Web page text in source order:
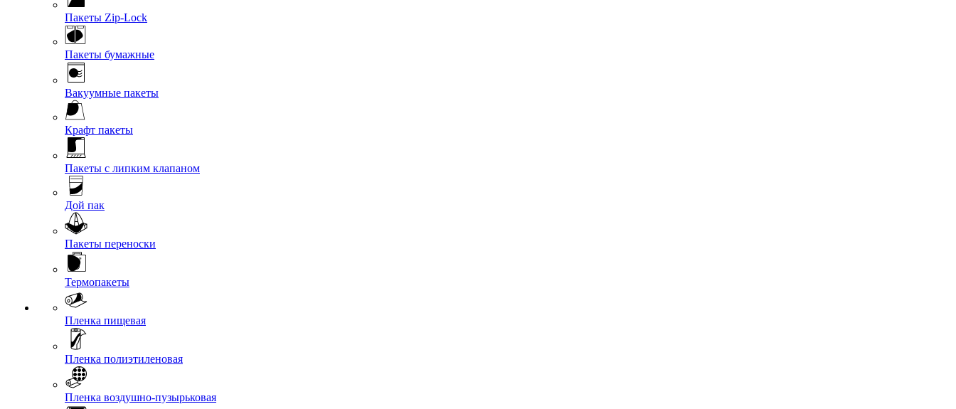
Пакеты Zip-Lock
Пакеты бумажные
Вакуумные пакеты
Крафт пакеты
Пакеты с липким клапаном
Дой пак
Пакеты переноски
Термопакеты
Пленка пищевая
Пленка полиэтиленовая
Пленка воздушно-пузырьковая